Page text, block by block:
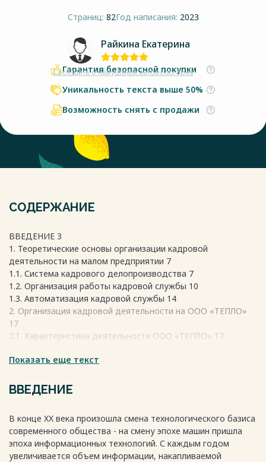
Страниц: 82Год написания: 2023
Райкина Екатерина
Сообщить о нарушении авторских прав
Гарантия безопасной покупки
Уникальность текста выше 50%
Возможность снять с продажи
СОДЕРЖАНИЕ
ВВЕДЕНИЕ 3
1. Теоретические основы организации кадровой
деятельности на малом предприятии 7
1.1. Система кадрового делопроизводства 7
1.2. Организация работы кадровой службы 10
1.3. Автоматизация кадровой службы 14
2. Организация кадровой деятельности на ООО «ТЕПЛО»
17
2.1. Характеристика деятельности ООО «ТЕПЛО» 17
2.3. Анализ системы кадрового делопроизводства ООО
3. Совершенствование cистемы управления персоналом в
ООО «ТЕПЛО» 47
системы кадрового делопроизводства в ООО «ТЕПЛО» 47
3.2. Разработка и внедрение полуавтоматизированной
системы учета кадровых документов на основе
Показать еще текст
ВВЕДЕНИЕ
В конце XX века произошла смена технологического базиса
современного общества - на смену эпохе машин пришла
эпоха информационных технологий. С каждым годом
увеличивается объем информации, накапливаемой